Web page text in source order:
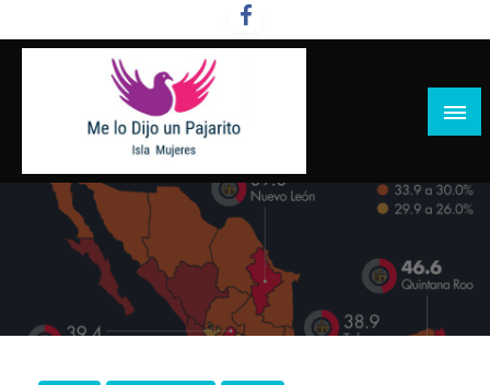
al